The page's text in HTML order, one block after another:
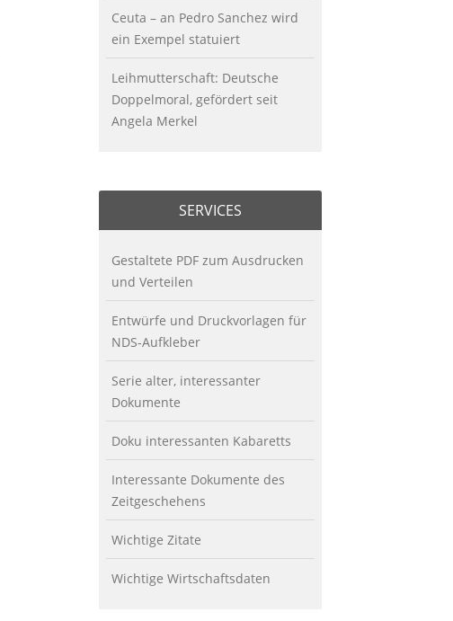
Ceuta – an Pedro Sanchez wird
ein Exempel statuiert
Leihmutterschaft: Deutsche
Doppelmoral, gefördert seit
Angela Merkel
SERVICES
Gestaltete PDF zum Ausdrucken
und Verteilen
Entwürfe und Druckvorlagen für
NDS-Aufkleber
Serie alter, interessanter
Dokumente
Doku interessanten Kabaretts
Interessante Dokumente des
Zeitgeschehens
Wichtige Zitate
Wichtige Wirtschaftsdaten